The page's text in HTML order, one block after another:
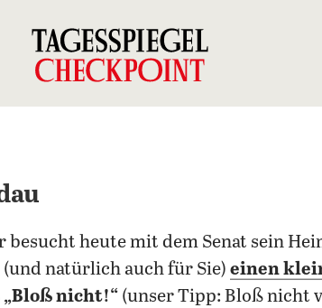
besucht heute mit dem Senat sein
natürlich auch für Sie) einen
„Bloß nicht!“ (unser Tipp: Bloß nicht